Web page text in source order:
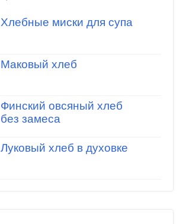
Хлебные миски для супа
Маковый хлеб
Финский овсяный хлеб
без замеса
Луковый хлеб в духовке